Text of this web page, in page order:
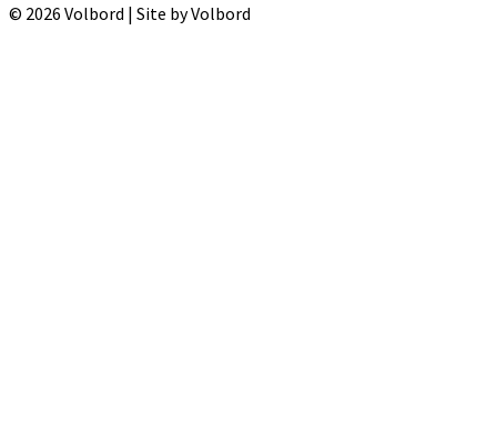
© 2026 Volbord | Site by Volbord